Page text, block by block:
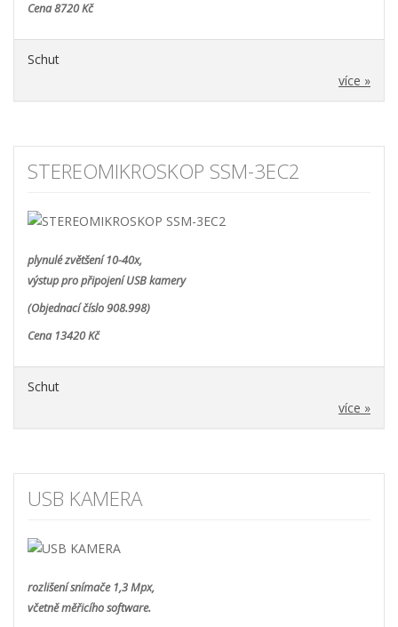
Cena 8720 Kč
Schut
více »
STEREOMIKROSKOP SSM-3EC2
plynulé zvětšení 10-40x,
výstup pro připojení USB kamery
(Objednací číslo 908.998)
Cena 13420 Kč
Schut
více »
USB KAMERA
rozlišení snímače 1,3 Mpx,
včetně měřicího software.